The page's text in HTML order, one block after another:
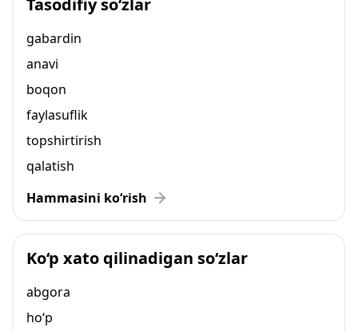
Tasodifiy so‘zlar
gabardin
anavi
boqon
faylasuflik
topshirtirish
qalatish
Hammasini ko‘rish
Ko‘p xato qilinadigan so‘zlar
abgora
ho‘p